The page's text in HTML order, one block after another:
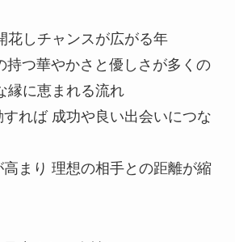
花しチャンスが広がる年
持つ華やかさと優しさが多くの
縁に恵まれる流れ
れば 成功や良い出会いにつな
まり 理想の相手との距離が縮